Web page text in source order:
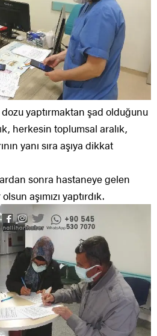
dozu yaptırmaktan şad olduğunu
herkesin toplumsal aralık,
yanı sıra aşıya dikkat
sonra hastaneye gelen
aşımızı yaptırdık.